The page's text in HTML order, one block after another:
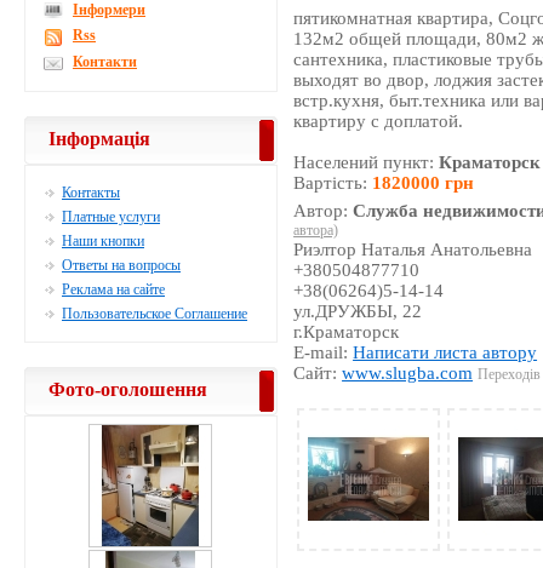
пятикомнатная квартира,
132м2 общей площади, 80м2
сантехника, пластиковые
выходят во двор, лоджия
встр.кухня, быт.техника или
квартиру с доплатой.
Населений пункт:Краматорск
Вартість: 1820000 грн
Автор:Служба
автора)
Риэлтор Наталья Анатольевна
+380504877710
+38(06264)5-14-14
ул.ДРУЖБЫ, 22
г.Краматорск
E-mail:Написати листа автору
Сайт:www.slugba.com
Інформери
Rss
Контакти
Інформація
Контакты
Платные услуги
Наши кнопки
Ответы на вопросы
Реклама на сайте
Пользовательское Соглашение
Фото-оголошення